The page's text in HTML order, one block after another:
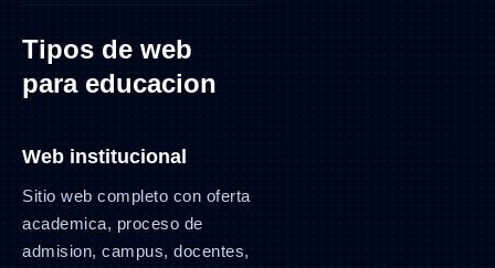
Tipos de web
para educacion
Web institucional
Sitio web completo con oferta
academica, proceso de
admision, campus, docentes,